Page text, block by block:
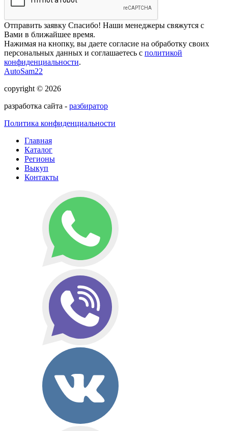
Отправить заявку Спасибо! Наши менеджеры свяжутся с
Вами в ближайшее время.
Нажимая на кнопку, вы даете согласие на обработку своих
персональных данных и соглашаетесь с политикой
конфиденциальности.
AutoSam22
copyright © 2026
разработка сайта - разбиратор
Политика конфиденциальности
Главная
Каталог
Регионы
Выкуп
Контакты